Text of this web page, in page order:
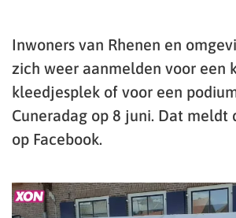
Inwoners van Rhenen en
zich weer aanmelden voor een
kleedjesplek of voor een
Cuneradag op 8 juni. Dat meldt
op Facebook.